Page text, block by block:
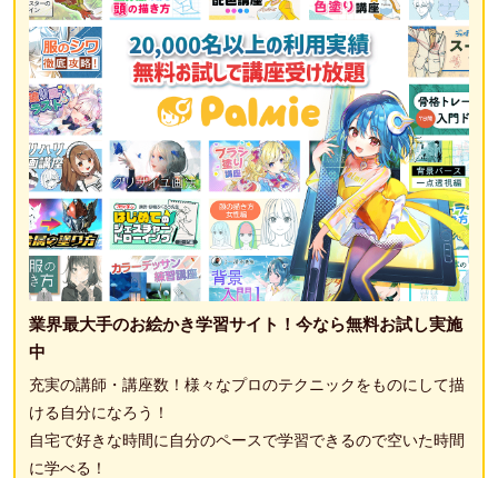
業界最大手のお絵かき学習サイト！今なら無料お試し実施
中
充実の講師・講座数！様々なプロのテクニックをものにして描
ける自分になろう！
自宅で好きな時間に自分のペースで学習できるので空いた時間
に学べる！